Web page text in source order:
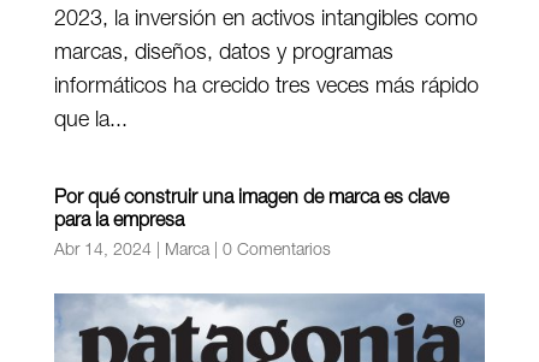
2023, la inversión en activos intangibles como
marcas, diseños, datos y programas
informáticos ha crecido tres veces más rápido
que la...
Por qué construir una imagen de marca es clave
para la empresa
Abr 14, 2024| Marca| 0 Comentarios